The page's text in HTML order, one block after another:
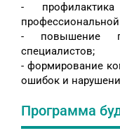
-
профессиональной
- повышение
специалистов;
- формирование
ошибок и
Программа